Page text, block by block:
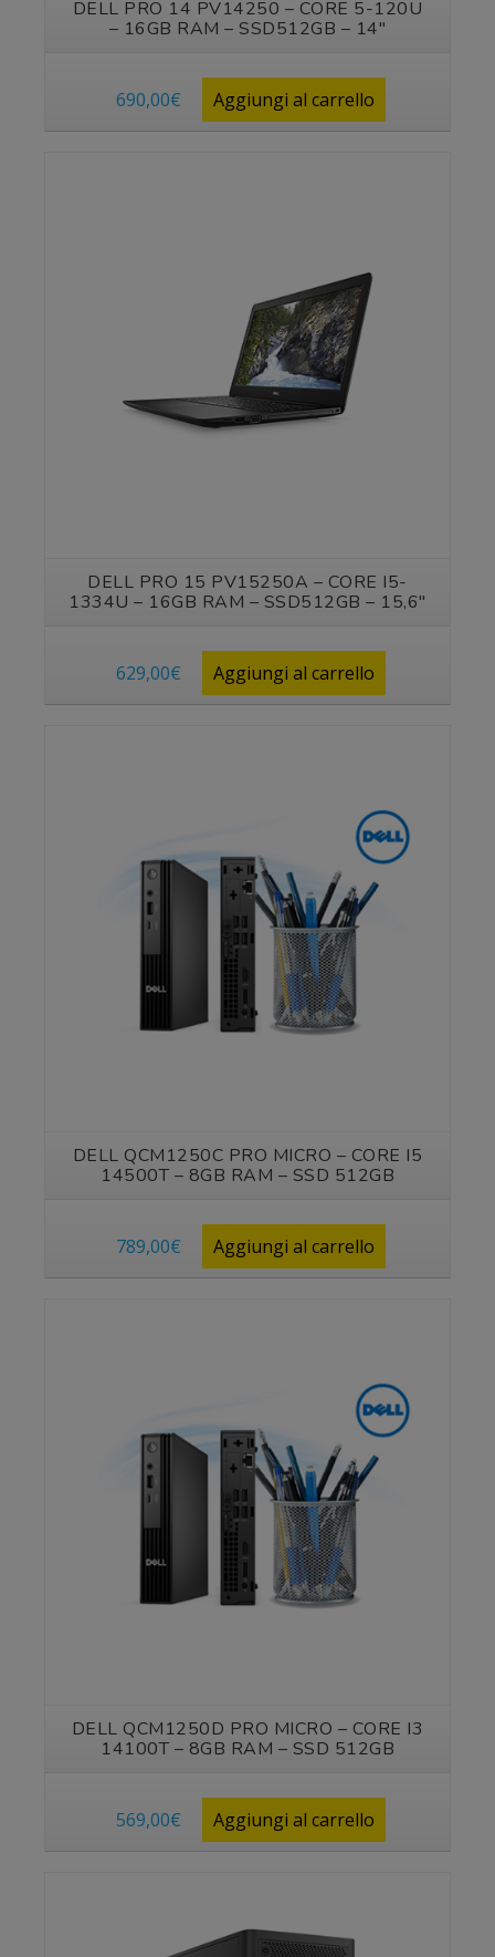
DELL PRO 14 PV14250 – CORE 5-120U
– 16GB RAM – SSD512GB – 14″
690,00€ Aggiungi al carrello
DELL PRO 15 PV15250A – CORE I5-
1334U – 16GB RAM – SSD512GB – 15,6″
629,00€ Aggiungi al carrello
DELL QCM1250C PRO MICRO – CORE I5
14500T – 8GB RAM – SSD 512GB
789,00€ Aggiungi al carrello
DELL QCM1250D PRO MICRO – CORE I3
14100T – 8GB RAM – SSD 512GB
569,00€ Aggiungi al carrello